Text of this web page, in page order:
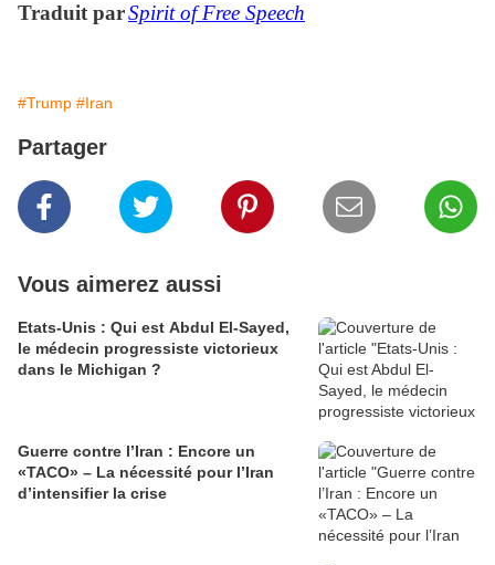
Traduit parSpirit of Free Speech
#Trump #Iran
Partager
Vous aimerez aussi
Etats-Unis : Qui est Abdul El-Sayed,
le médecin progressiste victorieux
dans le Michigan ?
Guerre contre l’Iran : Encore un
«TACO» – La nécessité pour l’Iran
d’intensifier la crise